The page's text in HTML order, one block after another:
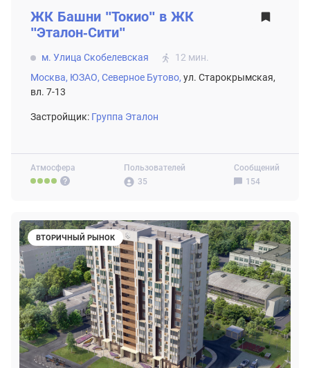
Атмосфера
Пользователей
35
Сообщений
154
ЖК Башни "Токио" в ЖК
"Эталон-Сити"
м. Улица Скобелевская
12 мин.
Москва, ЮЗАО, Северное Бутово, ул. Старокрымская,
вл. 7-13
Застройщик: Группа Эталон
ВТОРИЧНЫЙ РЫНОК